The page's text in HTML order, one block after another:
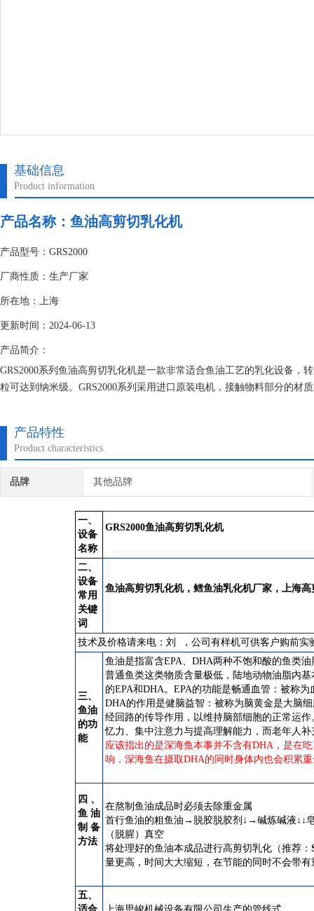
基础信息
Product information
产品名称：鱼油高剪切乳化机
产品型号：GRS2000
厂商性质：生产厂家
所在地：上海
更新时间：2024-06-13
产品简介：
GRS2000系列鱼油高剪切乳化机是一款非常适合鱼油工艺的乳化设备，
粒可达到纳米级。GRS2000系列采用进口原装电机，接触物料部分的
产品特性
Product characteristics
品牌 其他品牌
一、
设备
名称
GRS2000鱼油高剪切乳化机
二、
设备
常用
关键
词
鱼油高剪切乳化机，鳕鱼油乳化机厂家， 上海高
技术及价格请来电：刘 ，公司有样机可供客户购前实
三、
鱼油
的功
能
鱼油是指富含EPA、DHA两种不饱和酸的鱼类油
普通鱼类这类物质含量极低，陆地动物油脂内
的EPA和DHA。EPA的功能是畅通血管：被称
DHA的作用是健脑益智：被称为脑黄金是大脑
经回路的传导作用，以维持脑部细胞的正常运
忆力、集中注意力与提高理解能力，而老年人
应该指出的是深海鱼本事并不含有DHA，是在
响，深海鱼在摄取DHA的同时身体内也会积累
四、
鱼油
制备
方法
在熬制鱼油成品时必须去除重金属
首行鱼油的粗鱼油→脱胶脱胶剂↓→碱炼碱液
（脱腥）真空
将处理好的鱼油本成品进行高剪切乳化（推荐：
量更高，时间大大缩短，在节能的同时不会带有
五、